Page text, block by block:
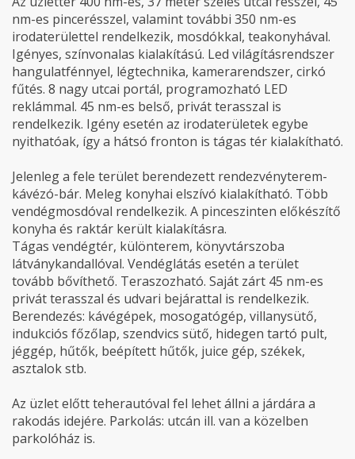
nm-es pincerésszel, valamint további 350 nm-es
irodaterülettel rendelkezik, mosdókkal, teakonyhával.
Igényes, színvonalas kialakítású. Led világításrendszer
hangulatfénnyel, légtechnika, kamerarendszer, cirkó
fűtés. 8 nagy utcai portál, programozható LED
reklámmal. 45 nm-es belső, privát terasszal is
rendelkezik. Igény esetén az irodaterületek egybe
nyithatóak, így a hátsó fronton is tágas tér kialakítható.
Jelenleg a fele terület berendezett rendezvényterem-
kávézó-bár. Meleg konyhai elszívó kialakítható. Több
vendégmosdóval rendelkezik. A pinceszinten előkészítő
konyha és raktár került kialakításra.
Tágas vendégtér, különterem, könyvtárszoba
látványkandallóval. Vendéglátás esetén a terület
tovább bővíthető. Teraszozható. Saját zárt 45 nm-es
privát terasszal és udvari bejárattal is rendelkezik.
Berendezés: kávégépek, mosogatógép, villanysütő,
indukciós főzőlap, szendvics sütő, hidegen tartó pult,
jéggép, hűtők, beépített hűtők, juice gép, székek,
asztalok stb.
Az üzlet előtt teherautóval fel lehet állni a járdára a
rakodás idejére. Parkolás: utcán ill. van a közelben
parkolóház is.